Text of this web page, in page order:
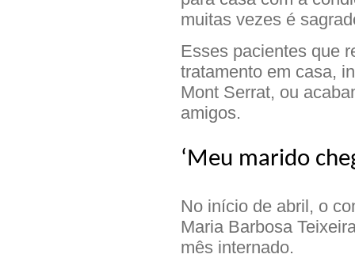
muitas vezes é
Esses pacientes que
tratamento em casa,
Mont Serrat, ou
amigos.
‘Meu marido
No início de abril, o
Maria Barbosa
mês internado.